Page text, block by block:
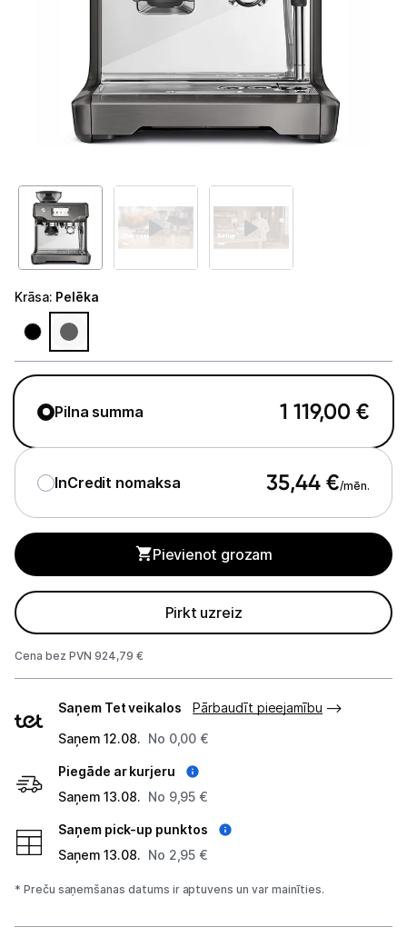
Telefoni, planšetdatori
Sadzīves tehnika
Lielā tehnika
Mazā tehnika
Kafijas pagatavošana
Kafijas automāti
Kafijas automātu aksesuāri
Apkopes produkti
Mazā virtuves tehnika
Klimata iekārtas
Apģērbu kopšana
Skaistumkopšana
Sports un atpūta
Ražotāju atjaunota tehnika
Blogs
Krāsa: Pelēka
Pilna summa 1 119,00 €
InCredit nomaksa 35,44 €/mēn.
Pievienot grozam
Pirkt uzreiz
Cena bez PVN 924,79 €
veidi
Saņem Tet veikalos
Pārbaudīt pieejamību
Saņem 12.08. No 0,00 €
Piegāde ar kurjeru
Saņem 13.08. No 9,95 €
Saņem pick-up punktos
Saņem 13.08. No 2,95 €
* Preču saņemšanas datums ir aptuvens un var mainīties.